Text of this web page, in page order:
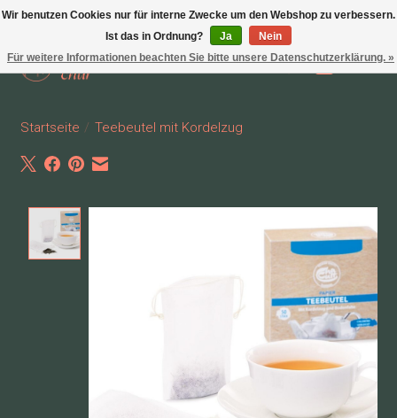
Wunschzettel
Ihr
Startseite / Teebeutel mit Kordelzug
Wir benutzen Cookies nur für interne Zwecke um den Webshop zu verbessern.
Ist das in Ordnung?
Ja
Nein
Für weitere Informationen beachten Sie bitte unsere Datenschutzerklärung. »